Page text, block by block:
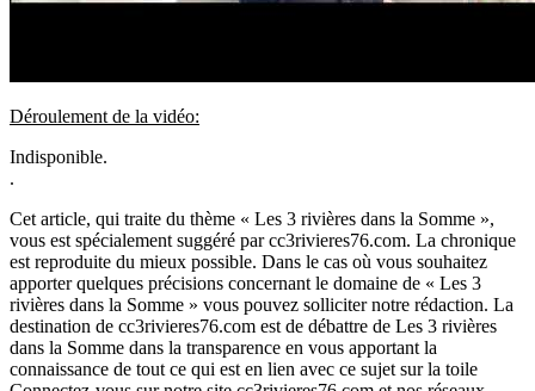
Déroulement de la vidéo:
Indisponible.
.
Cet article, qui traite du thème « Les 3 rivières dans la Somme »,
vous est spécialement suggéré par cc3rivieres76.com. La chronique
est reproduite du mieux possible. Dans le cas où vous souhaitez
apporter quelques précisions concernant le domaine de « Les 3
rivières dans la Somme » vous pouvez solliciter notre rédaction. La
destination de cc3rivieres76.com est de débattre de Les 3 rivières
dans la Somme dans la transparence en vous apportant la
connaissance de tout ce qui est en lien avec ce sujet sur la toile